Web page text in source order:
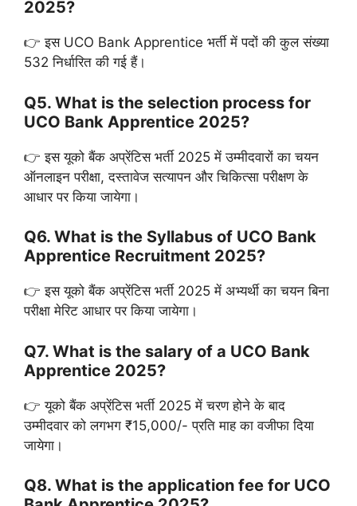
2025?
👉 इस UCO Bank Apprentice भर्ती में पदों की कुल संख्या
532 निर्धारित की गई हैं।
Q5. What is the selection process for
UCO Bank Apprentice 2025?
👉 इस यूको बैंक अप्रेंटिस भर्ती 2025 में उम्मीदवारों का चयन
ऑनलाइन परीक्षा, दस्तावेज सत्यापन और चिकित्सा परीक्षण के
आधार पर किया जायेगा।
Q6. What is the Syllabus of UCO Bank
Apprentice Recruitment 2025?
👉 इस यूको बैंक अप्रेंटिस भर्ती 2025 में अभ्यर्थी का चयन बिना
परीक्षा मेरिट आधार पर किया जायेगा।
Q7. What is the salary of a UCO Bank
Apprentice 2025?
👉 यूको बैंक अप्रेंटिस भर्ती 2025 में चरण होने के बाद
उम्मीदवार को लगभग ₹15,000/- प्रति माह का वजीफा दिया
जायेगा।
Q8. What is the application fee for UCO